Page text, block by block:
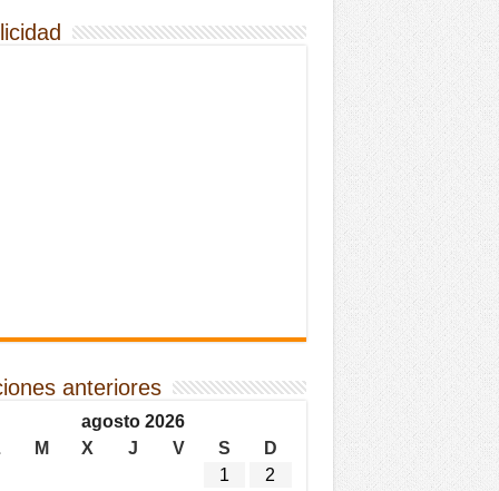
anteriores
agosto 2026
M X J V S
D
1
2